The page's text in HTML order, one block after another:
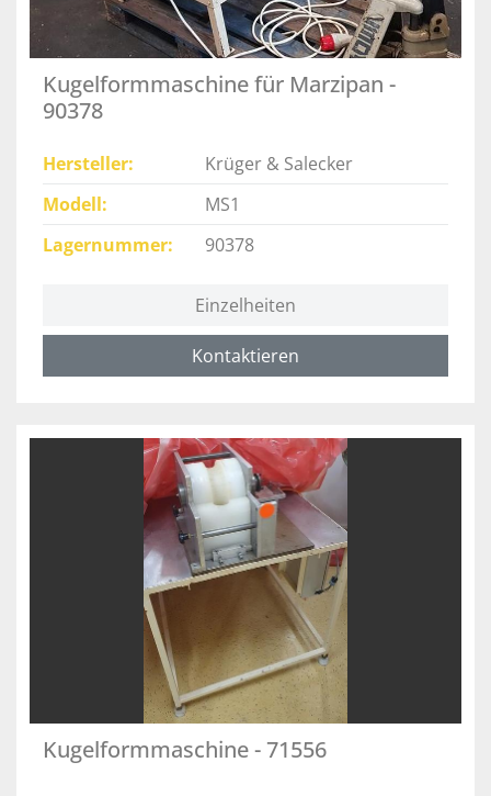
Kugelformmaschine für Marzipan -
90378
Hersteller
Krüger & Salecker
Modell
MS1
Lagernummer
90378
Einzelheiten
Kontaktieren
Kugelformmaschine - 71556